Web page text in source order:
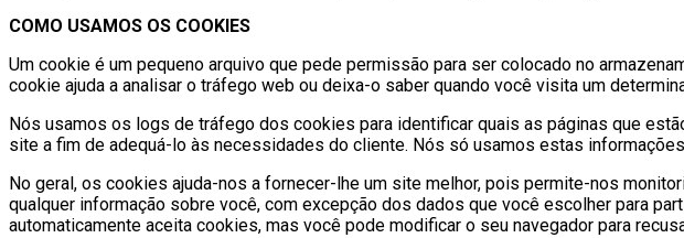
COMO USAMOS OS COOKIES
Um cookie é um pequeno arquivo que pede permissão para ser colocado no
cookie ajuda a analisar o tráfego web ou deixa-o saber quando você visita um
Nós usamos os logs de tráfego dos cookies para identificar quais as páginas que
site a fim de adequá-lo às necessidades do cliente. Nós só usamos estas
No geral, os cookies ajuda-nos a fornecer-lhe um site melhor, pois permite-nos
qualquer informação sobre você, com excepção dos dados que você escolher para
automaticamente aceita cookies, mas você pode modificar o seu navegador para